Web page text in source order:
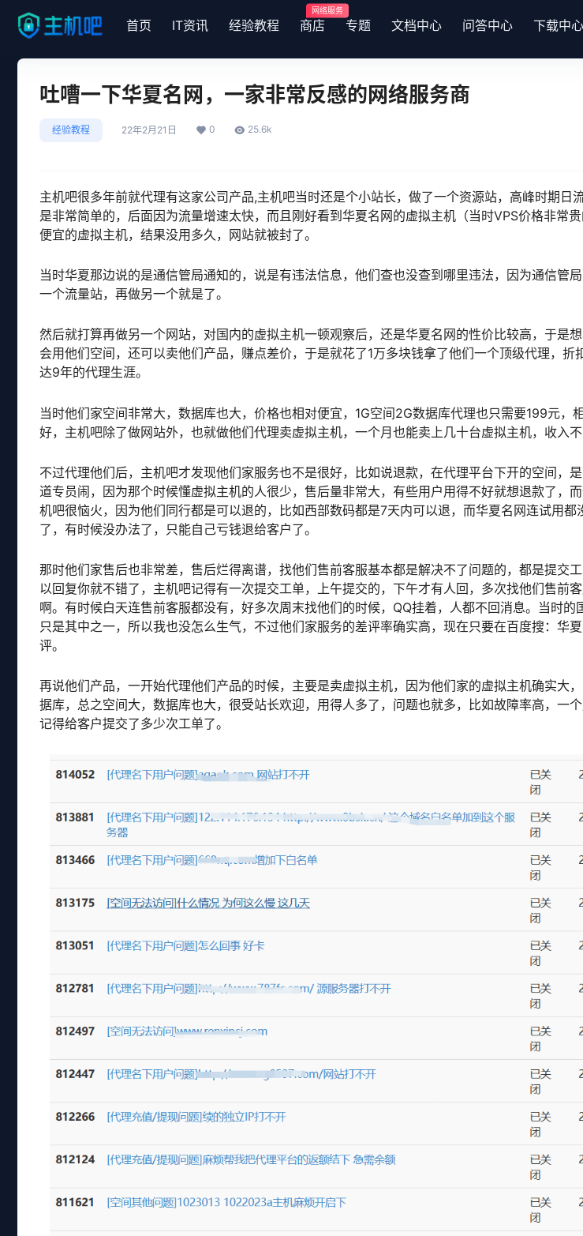
首页 IT资讯 经验教程 商店
网络服务
专题 文档中心 问答中心 下载中心
吐嘈一下华夏名网，一家非常反感的网络服务商
经验教程 22年2月21日 0 25.6k
主机吧很多年前就代理有这家公司产品,主机吧当时还是个小站长，做了一个资源站，高峰时期日
是非常简单的，后面因为流量增速太快，而且刚好看到华夏名网的虚拟主机（当时VPS价格非常
便宜的虚拟主机，结果没用多久，网站就被封了。
当时华夏那边说的是通信管局通知的，说是有违法信息，他们查也没查到哪里违法，因为通信管
一个流量站，再做另一个就是了。
然后就打算再做另一个网站，对国内的虚拟主机一顿观察后，还是华夏名网的性价比较高，于是
会用他们空间，还可以卖他们产品，赚点差价，于是就花了1万多块钱拿了他们一个顶级代理，
达9年的代理生涯。
当时他们家空间非常大，数据库也大，价格也相对便宜，1G空间2G数据库代理也只需要199元，
好，主机吧除了做网站外，也就做他们代理卖虚拟主机，一个月也能卖上几十台虚拟主机，收入不
不过代理他们后，主机吧才发现他们家服务也不是很好，比如说退款，在代理平台下开的空间，
道专员闹，因为那个时候懂虚拟主机的人很少，售后量非常大，有些用户用得不好就想退款了，
机吧很恼火，因为他们同行都是可以退的，比如西部数码都是7天内可以退，而华夏名网连试用
了，有时候没办法了，只能自己亏钱退给客户了。
那时他们家售后也非常差，售后烂得离谱，找他们售前客服基本都是解决不了问题的，都是提交
以回复你就不错了，主机吧记得有一次提交工单，上午提交的，下午才有人回，多次找他们售前
啊。有时候白天连售前客服都没有，好多次周末找他们的时候，QQ挂着，人都不回消息。当时的
只是其中之一，所以我也没怎么生气，不过他们家服务的差评率确实高，现在只要在百度搜：华
评。
再说他们产品，一开始代理他们产品的时候，主要是卖虚拟主机，因为他们家的虚拟主机确实大
据库，总之空间大，数据库也大，很受站长欢迎，用得人多了，问题也就多，比如故障率高，一
记得给客户提交了多少次工单了。